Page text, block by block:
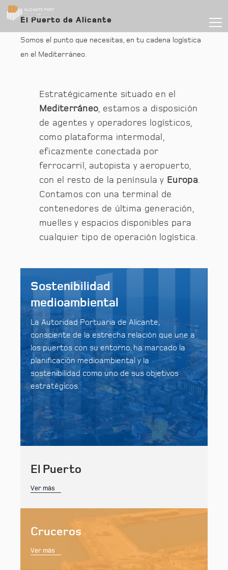
El Puerto de Alicante
Somos el punto que necesitas, en tu cadena logística
en el Mediterráneo.
Estratégicamente situado en el
Mediterráneo, estamos a disposición
de agentes y operadores logísticos,
como plataforma intermodal,
eficazmente conectada por
ferrocarril, autopista y aeropuerto,
con el resto de la península y Europa.
Contamos con una terminal de
contenedores de última generación,
muelles y espacios disponibles para
cualquier tipo de operación logística.
Sostenibilidad
medioambiental
La Autoridad Portuaria de Alicante,
consciente de la estrecha relación que une a
los puertos con su entorno, ha marcado la
planificación medioambiental y la
sostenibilidad como uno de sus objetivos
estratégicos.
El Puerto
Ver más
Cruceros
Ver más